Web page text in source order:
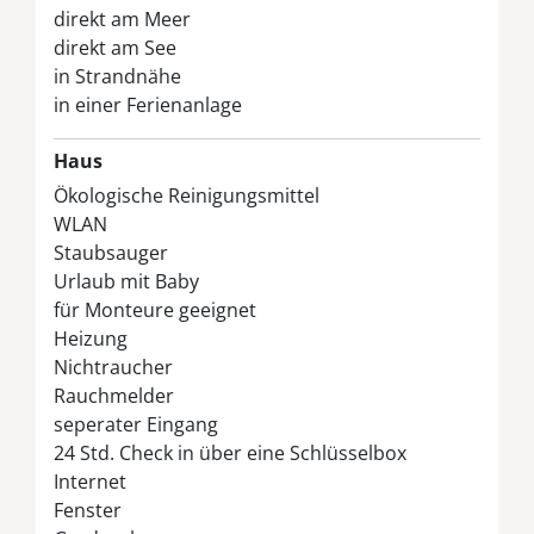
und den beiden Schlafzimmern.
Auf Ihrer Südterrasse mit Gartenmöbeln und
Auflagen können Sie entspannte Urlaubstage
und laue Sommerabende genießen.
Ausstattung
Wohnzimmer:Fliesenboden mit Teppichen,
Sofa, Sessel, Ess-/Sitzgruppe, Kinderhochstuhl,
Fernseher mit DVD-Player und DVDs,
Stereoanlage, Telefon ins dt. Festnetz,
Internetzugang
Küche:Fliesenboden, komplett ausgestattete
Küche mit Geschirrspülmaschine,
Kühlgefrierschrank, Backofen, Kochfeld,
Mikrowelle, Kaffeemaschine, Wasserkocher und
Toaster
Schlafzimmer:
Schlafzimmer mit einem Doppelbett und ein
direkt am Meer
direkt am See
in Strandnähe
in einer Ferienanlage
Haus
Ökologische Reinigungsmittel
WLAN
Staubsauger
Urlaub mit Baby
für Monteure geeignet
Heizung
Nichtraucher
Rauchmelder
seperater Eingang
24 Std. Check in über eine Schlüsselbox
Internet
Fenster